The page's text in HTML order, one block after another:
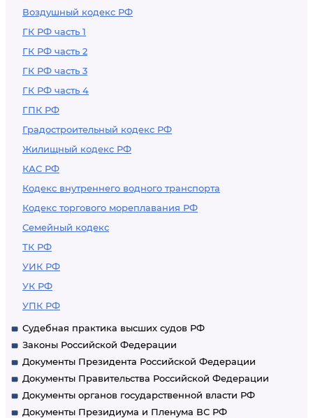
Воздушный кодекс РФ
ГК РФ часть 1
ГК РФ часть 2
ГК РФ часть 3
ГК РФ часть 4
ГПК РФ
Градостроительный кодекс РФ
Жилищный кодекс РФ
КАС РФ
Кодекс внутреннего водного транспорта
Кодекс торгового мореплавания РФ
Семейный кодекс
ТК РФ
УИК РФ
УК РФ
УПК РФ
Судебная практика высших судов РФ
Законы Российской Федерации
Документы Президента Российской Федерации
Документы Правительства Российской Федерации
Документы органов государственной власти РФ
Документы Президиума и Пленума ВС РФ